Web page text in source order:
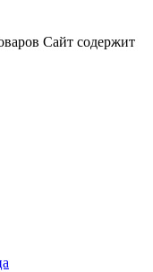
Сайт содержит